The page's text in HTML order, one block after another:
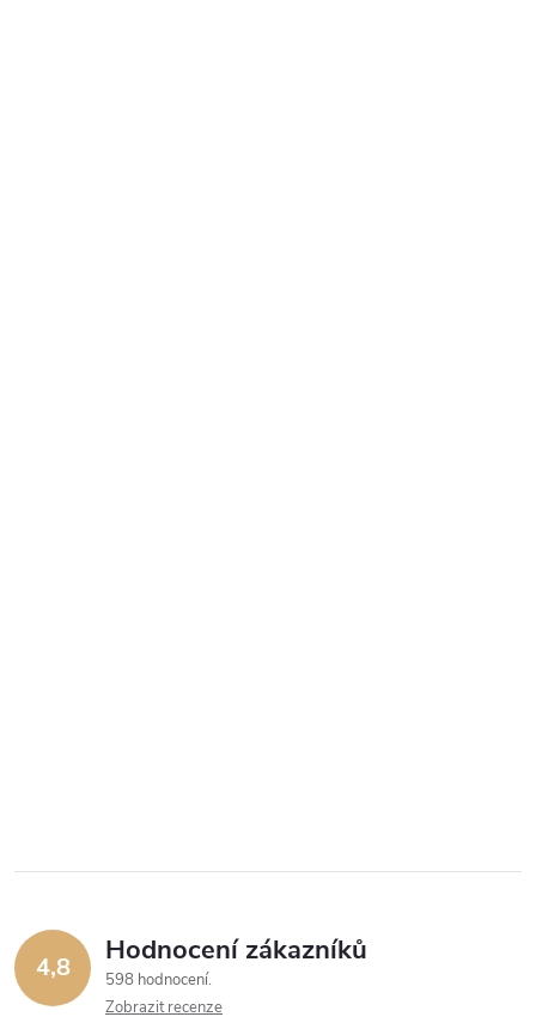
4,8 Hodnocení zákazníků
598 hodnocení
Zobrazit recenze